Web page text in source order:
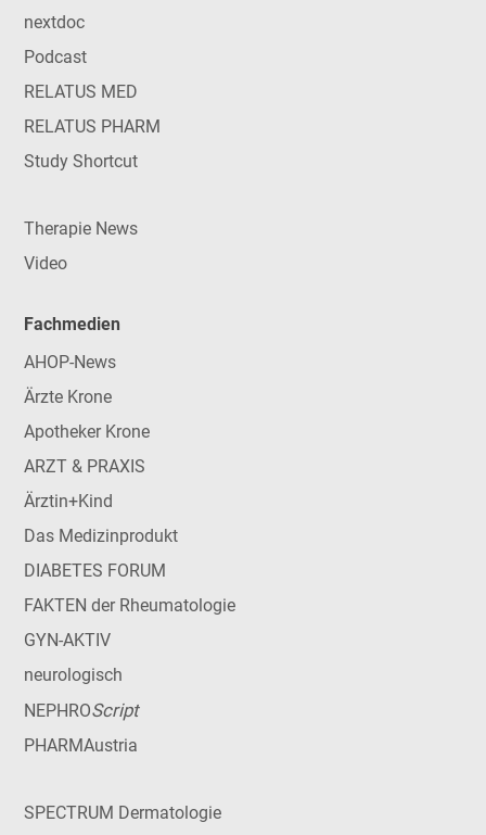
nextdoc
Podcast
RELATUS MED
RELATUS PHARM
Study Shortcut
Therapie News
Video
Fachmedien
AHOP-News
Ärzte Krone
Apotheker Krone
ARZT & PRAXIS
Ärztin+Kind
Das Medizinprodukt
DIABETES FORUM
FAKTEN der Rheumatologie
GYN-AKTIV
neurologisch
NEPHROScript
PHARMAustria
SPECTRUM Dermatologie